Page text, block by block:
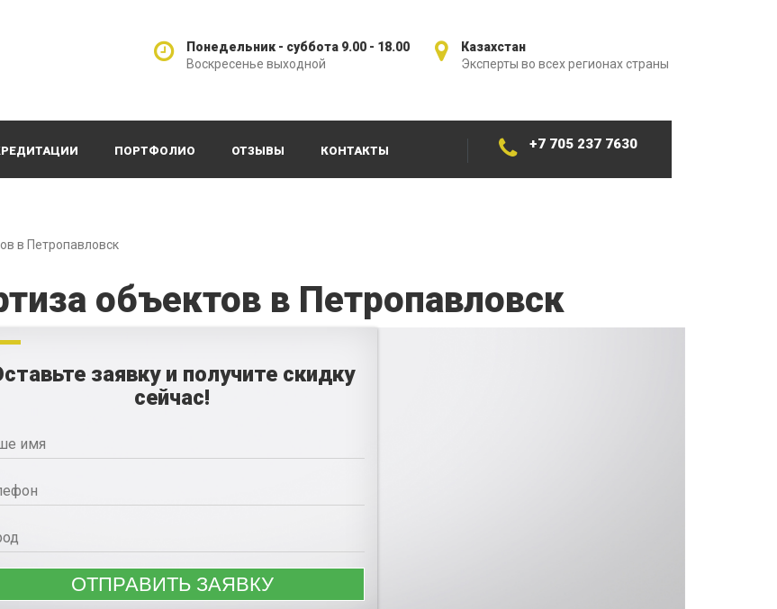
Казахстан
Эксперты во всех регионах страны
Понедельник - суббота 9.00 - 18.00
Воскресенье выходной
ПОРТФОЛИО ОТЗЫВЫ КОНТАКТЫ +7 705 237 7630
в Петропавловск
объектов в Петропавловск
заявку и получите скидку
сейчас!